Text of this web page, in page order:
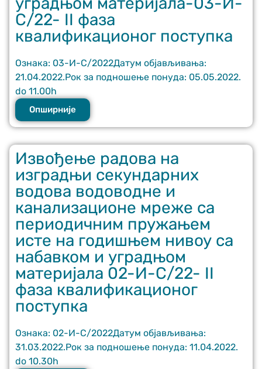
С/22- II фаза
квалификационог поступка
Ознака: 03-И-С/2022Датум објављивања:
21.04.2022.Рок за подношење понуда: 05.05.2022.
do 11.00h
Опширније
Извођење радова на
изградњи секундарних
водова водоводне и
канализационе мреже са
периодичним пружањем
исте на годишњем нивоу са
набавком и уградњом
материјала 02-И-С/22- II
фаза квалификационог
поступка
Ознака: 02-И-С/2022Датум објављивања:
31.03.2022.Рок за подношење понуда: 11.04.2022.
do 10.30h